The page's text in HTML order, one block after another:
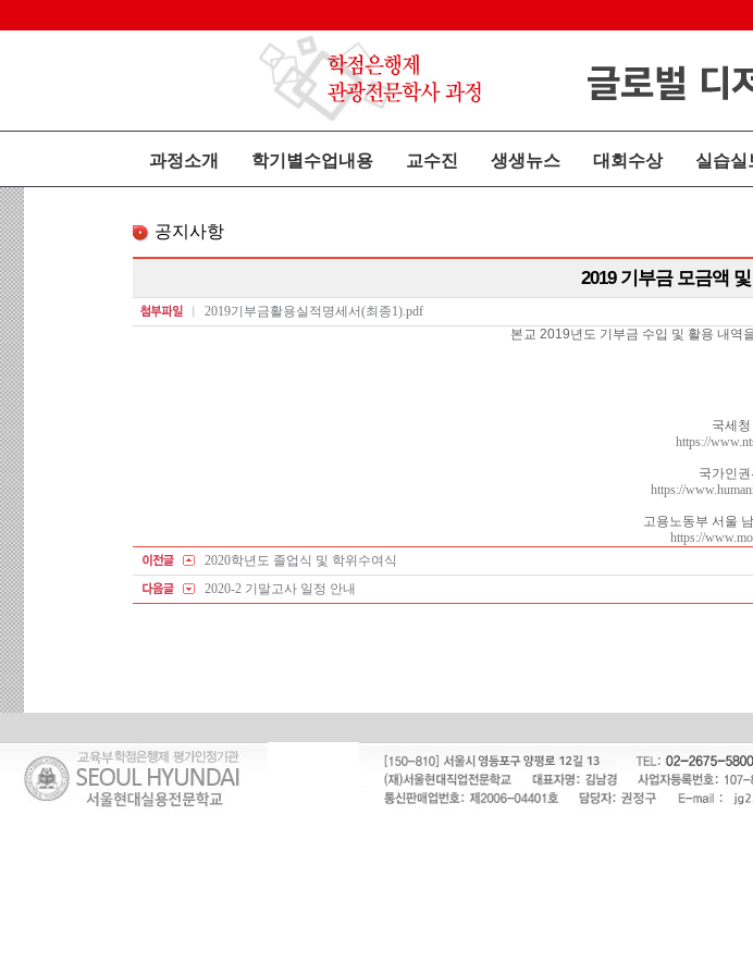
과정소개 학기별수업내용 교수진 생생뉴스 대회수상 실습실
공지사항
2019 기부금 모금액
2019기부금활용실적명세서(최종1).pdf
본교 2019년도 기부금 수입 및 활용 내역
국세청
https://
국가인권
https://
고용노동부 서울
https://
2020학년도 졸업식 및 학위수여식
2020-2 기말고사 일정 안내